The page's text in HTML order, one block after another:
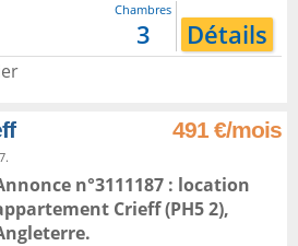
Chambres
3 Détails
491 €/mois
n°3111187 : location
Crieff(PH5 2),
.